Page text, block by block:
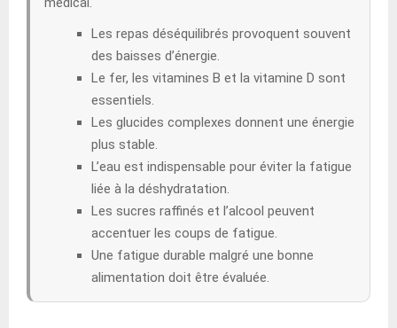
Les repas déséquilibrés provoquent souvent
des baisses d’énergie.
Le fer, les vitamines B et la vitamine D sont
essentiels.
Les glucides complexes donnent une énergie
plus stable.
L’eau est indispensable pour éviter la fatigue
liée à la déshydratation.
Les sucres raffinés et l’alcool peuvent
accentuer les coups de fatigue.
Une fatigue durable malgré une bonne
alimentation doit être évaluée.